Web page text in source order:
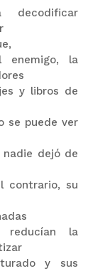
decodificar
la
y libros de
se puede ver
nadie dejó de
contrario, su
reducían la
y sus